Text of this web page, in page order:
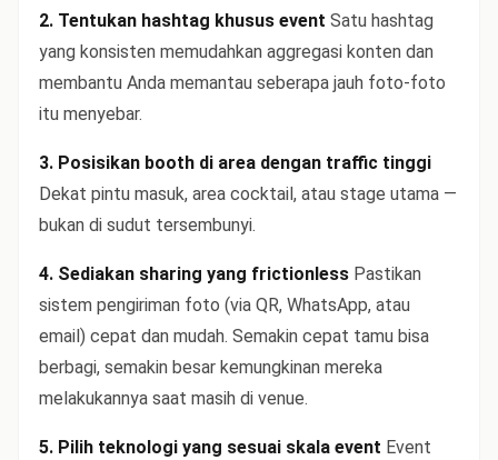
2. Tentukan hashtag khusus event Satu hashtag
yang konsisten memudahkan aggregasi konten dan
membantu Anda memantau seberapa jauh foto-foto
itu menyebar.
3. Posisikan booth di area dengan traffic tinggi
Dekat pintu masuk, area cocktail, atau stage utama —
bukan di sudut tersembunyi.
4. Sediakan sharing yang frictionless Pastikan
sistem pengiriman foto (via QR, WhatsApp, atau
email) cepat dan mudah. Semakin cepat tamu bisa
berbagi, semakin besar kemungkinan mereka
melakukannya saat masih di venue.
5. Pilih teknologi yang sesuai skala event Event